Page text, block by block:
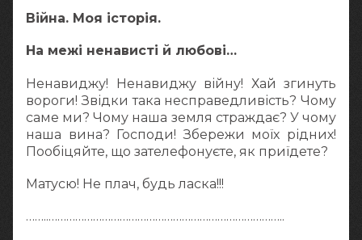
Війна. Моя історія.
На межі ненависті й любові…
Ненавиджу! Ненавиджу війну! Хай згинуть
вороги! Звідки така несправедливість? Чому
саме ми? Чому наша земля страждає? У чому
наша вина? Господи! Збережи моїх рідних!
Пообіцяйте, що зателефонуєте, як приїдете?
Матусю! Не плач, будь ласка!!!
……..……………………………………………………………………..